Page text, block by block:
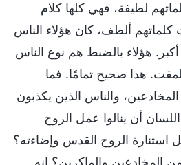
لطيفة، فهي كلها كلام
ألطف، كان هؤلاء الناس
هؤلاء بالضبط هم نوع الناس
هذا صحيح تمامًا. فما
والناس الذين يكذبون
أن ينالوا عمل الروح
استنارة الروح القدس وإضاءته؟
المخادعين والماكرين؟ إنه